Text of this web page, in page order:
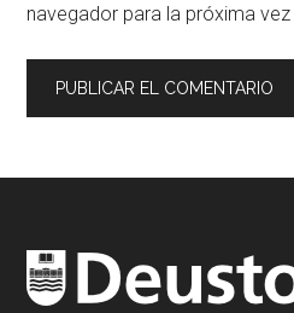
navegador para la próxima